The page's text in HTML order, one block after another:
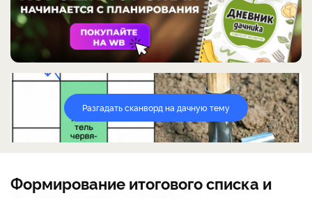
Разгадать сканворд на дачную тему
Формирование итогового списка и